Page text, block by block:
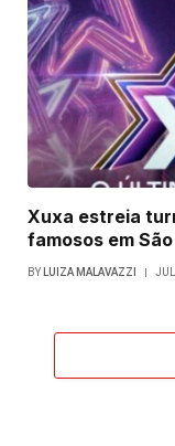
Xuxa estreia
famosos em
BY LUIZA MALAVAZZI